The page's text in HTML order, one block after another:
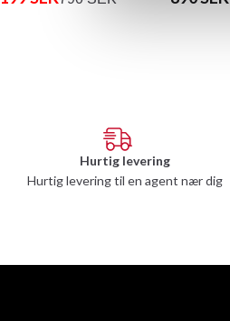
Hurtig levering
Hurtig levering til en agent nær dig